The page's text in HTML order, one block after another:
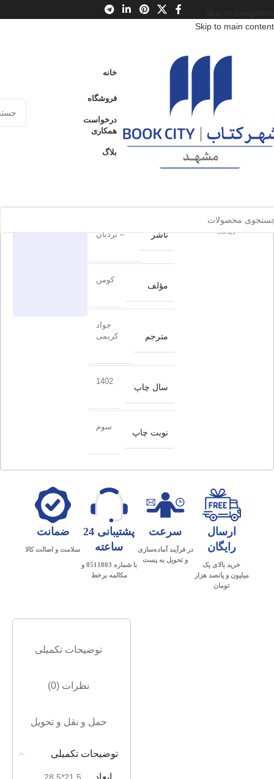
Skip to main content
خانه
فروشگاه
درخواست
همکاری
بلاگ
محصولات / کتاب کودک و نوجوان
فروخته شده
0 بدون
دیدگاه
رنگ کنیم 4
(حیوانات)
ناشر
– نردبان
مؤلف
کومن
مترجم
جواد
کریمی
سال چاپ
1402
نوبت چاپ
سوم
ارسال
رایگان
خرید بالای یک
میلیون و پانصد هزار
تومان
سرعت
در فرآیند آماده‌سازی
و تحویل به پست
پشتیبانی 24
ساعته
با شماره 0511803 و
مکالمه برخط
ضمانت
سلامت و اصالت کالا
توضیحات تکمیلی
نظرات (0)
حمل و نقل و تحویل
توضیحات تکمیلی
ابعاد